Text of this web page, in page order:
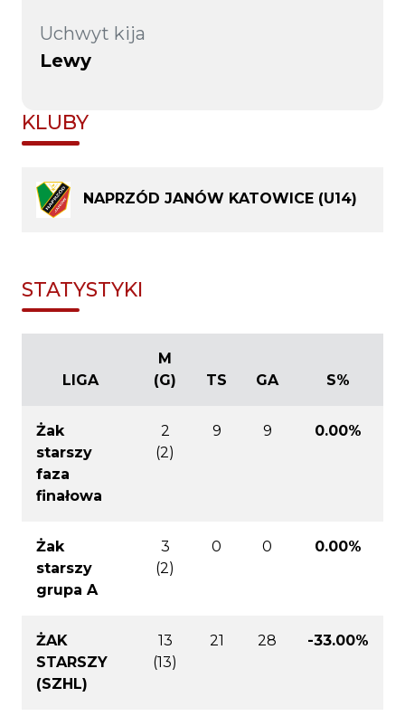
Uchwyt kija
Lewy
KLUBY
NAPRZÓD JANÓW KATOWICE (U14)
STATYSTYKI
LIGA
M
(G)
TS GA S%
Żak
starszy
faza
finałowa
2
(2)
9 9 0.00%
Żak
starszy
grupa A
3
(2)
0 0 0.00%
ŻAK
STARSZY
(SZHL)
13
(13)
21 28 -33.00%